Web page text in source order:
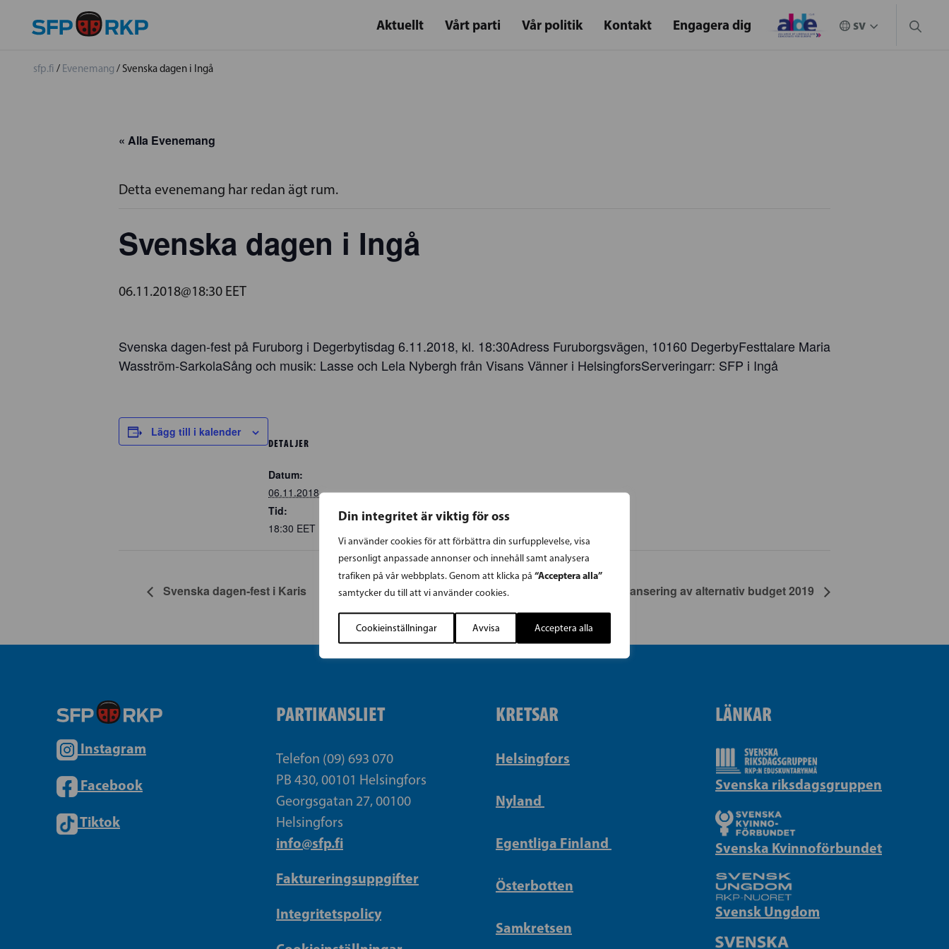
Din integritet är viktig för oss
Vi använder cookies för att förbättra din surfupplevelse, visa
personligt anpassade annonser och innehåll samt analysera
trafiken på vår webbplats. Genom att klicka på “Acceptera alla”
samtycker du till att vi använder cookies.
Cookieinställningar Avvisa Acceptera alla
Aktuellt Vårt parti Vår politik Kontakt Engagera dig
sfp.fi / Evenemang / Svenska dagen i Ingå
« Alla Evenemang
Detta evenemang har redan ägt rum.
Svenska dagen i Ingå
06.11.2018@18:30 EET
Svenska dagen-fest på Furuborg i Degerbytisdag 6.11.2018, kl. 18:30Adress Furuborgsvägen, 10160 DegerbyFesttalare Maria
Wasström-SarkolaSång och musik: Lasse och Lela Nybergh från Visans Vänner i HelsingforsServeringarr: SFP i Ingå
Lägg till i kalender
DETALJER
Datum:
06.11.2018
Tid:
18:30 EET
Svenska dagen-fest i Karis Lansering av alternativ budget 2019
Instagram
Facebook
Tiktok
PARTIKANSLIET
Telefon (09) 693 070
PB 430, 00101 Helsingfors
Georgsgatan 27, 00100
Helsingfors
info@sfp.fi
Faktureringsuppgifter
Integritetspolicy
KRETSAR
Helsingfors
Nyland
Egentliga Finland
Österbotten
Samkretsen
LÄNKAR
Svenska riksdagsgruppen
Svenska Kvinnoförbundet
Svensk Ungdom